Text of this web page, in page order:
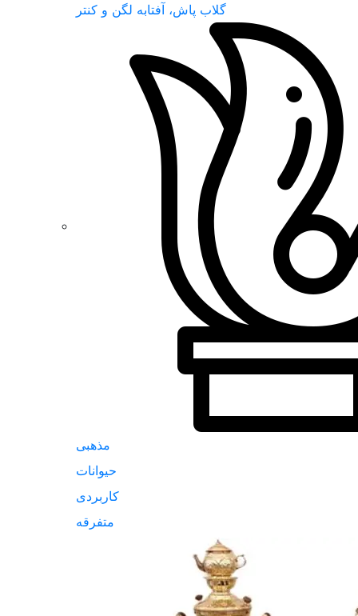
گلاب پاش، آفتابه لگن و کنتر
مذهبی
حیوانات
کاربردی
متفرقه